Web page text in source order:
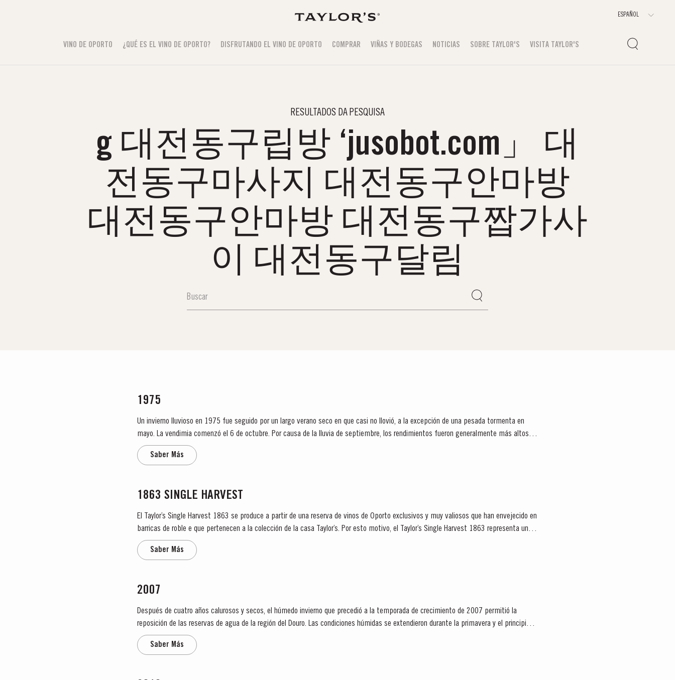
VINO DE OPORTO ¿QUÉ ES EL VINO DE OPORTO? DISFRUTANDO EL VINO DE OPORTO COMPRAR VIÑAS Y BODEGAS NOTICIAS SOBRE TAYLOR'S VISITA TAYLOR'S
RESULTADOS DA PESQUISA
g 대전동구립방 ‘jusobot.com」 대
전동구마사지 대전동구안마방
대전동구안마방 대전동구짭가사
이 대전동구달림
1975
Un invierno lluvioso en 1975 fue seguido por un largo verano seco en que casi no llovió, a la excepción de una pesada tormenta en
mayo. La vendimia comenzó el 6 de octubre. Por causa de la lluvia de septiembre, los rendimientos fueron generalmente más altos
que lo esperado. El mejor de los vinos de Oporto...
Saber Más
1863 SINGLE HARVEST
El Taylor’s Single Harvest 1863 se produce a partir de una reserva de vinos de Oporto exclusivos y muy valiosos que han envejecido en
barricas de roble e que pertenecen a la colección de la casa Taylor’s. Por esto motivo, el Taylor’s Single Harvest 1863 representa una
pieza única en la historia del vino, que tal...
Saber Más
2007
Después de cuatro años calurosos y secos, el húmedo invierno que precedió a la temporada de crecimiento de 2007 permitió la
reposición de las reservas de agua de la región del Douro. Las condiciones húmidas se extendieron durante la primavera y el principio
del verano. Las temperaturas...
Saber Más